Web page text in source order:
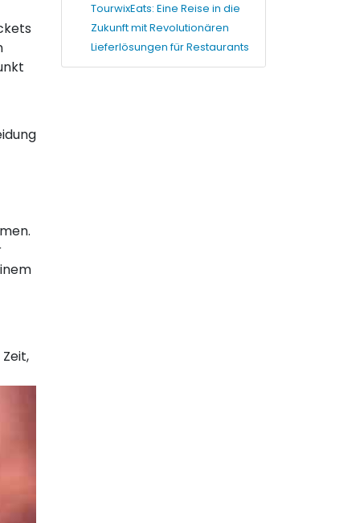
TourwixEats: Eine Reise in die
Zukunft mit Revolutionären
Lieferlösungen für Restaurants